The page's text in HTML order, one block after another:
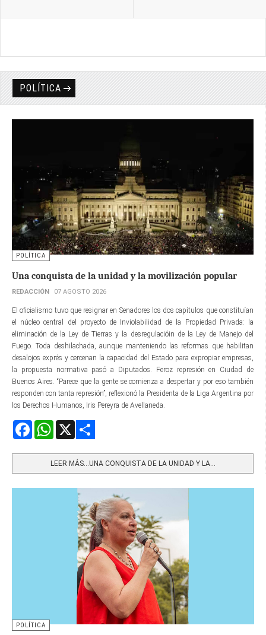
POLÍTICA
POLÍTICA
Una conquista de la unidad y la movilización popular
REDACCIÓN 07 AGOSTO 2026
El oficialismo tuvo que resignar en Senadores los dos capítulos que constituían
el núcleo central del proyecto de Inviolabilidad de la Propiedad Privada: la
eliminación de la Ley de Tierras y la desregulacióin de la Ley de Manejo del
Fuego. Toda deshilachada, aunque manteniendo las reformas que habilitan
desalojos exprés y cercenan la capacidad del Estado para expropiar empresas,
la propuesta normativa pasó a Diputados. Feroz represión en Ciudad de
Buenos Aires. “Parece que la gente se comienza a despertar y por eso también
responden con tanta represión”, reflexionó la Presidenta de la Liga Argentina por
los Derechos Humanos, Iris Pereyra de Avellaneda.
FacebookWhatsApp
LEER MÁS…UNA CONQUISTA DE LA UNIDAD Y LA...
POLÍTICA